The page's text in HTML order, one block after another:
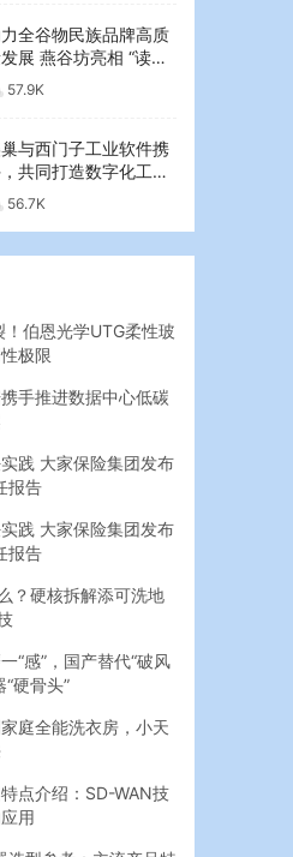
全谷物民族品牌高质
展 燕谷坊亮相 “读懂
国”国际会议
57.9K
与西门子工业软件携
共同打造数字化工业
篇章
56.7K
伯恩光学UTG柔性玻
极限
手推进数据中心低碳
践 大家保险集团发布
报告
践 大家保险集团发布
报告
？硬核拆解添可洗地
“感”，国产替代“破风
硬骨头”
庭全能洗衣房，小天
点介绍：SD-WAN技
用